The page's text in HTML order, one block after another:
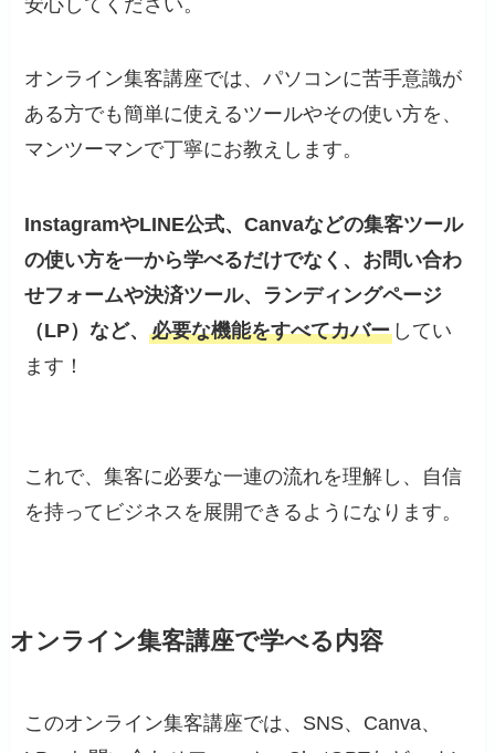
オンライン集客講座では、パソコンに苦手意識が
ある方でも簡単に使えるツールやその使い方を、
マンツーマンで丁寧にお教えします。
InstagramやLINE公式、Canvaなどの集客ツール
の使い方を一から学べるだけでなく、お問い合わ
せフォームや決済ツール、ランディングページ
（LP）など、必要な機能をすべてカバー してい
ます！
これで、集客に必要な一連の流れを理解し、自信
を持ってビジネスを展開できるようになります。
オンライン集客講座で学べる内容
このオンライン集客講座では、SNS、Canva、